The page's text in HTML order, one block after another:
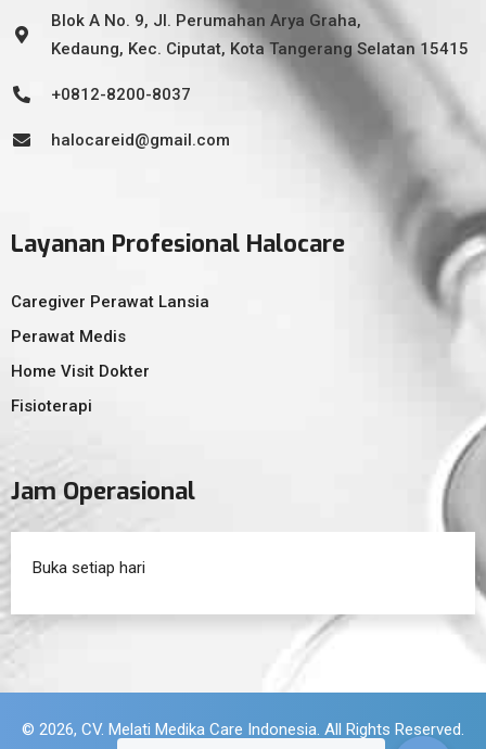
Blok A No. 9, Jl. Perumahan Arya Graha,
Kedaung, Kec. Ciputat, Kota Tangerang Selatan 15415
+0812-8200-8037
halocareid@gmail.com
Layanan Profesional Halocare
Caregiver Perawat Lansia
Perawat Medis
Home Visit Dokter
Fisioterapi
Jam Operasional
Buka setiap hari
© 2026, CV. Melati Medika Care Indonesia. All Rights Reserved.